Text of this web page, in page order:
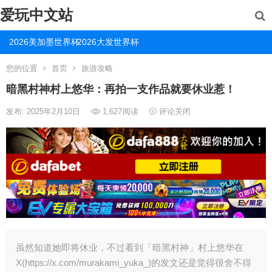
爱玩中文站
2026美加墨世界杯2026大发世界杯
您的位置 首页 旅游攻略
暗黑村神村上悠华：再拍一支作品就要休业惹！
发布: 2025年2月10日 1,627阅读 评论关闭
虽然知道她即将休业，不过看到「暗黑村神」村上悠华在
X(https://x.com/murakami_yuka_)的发文还是觉得很舍不得